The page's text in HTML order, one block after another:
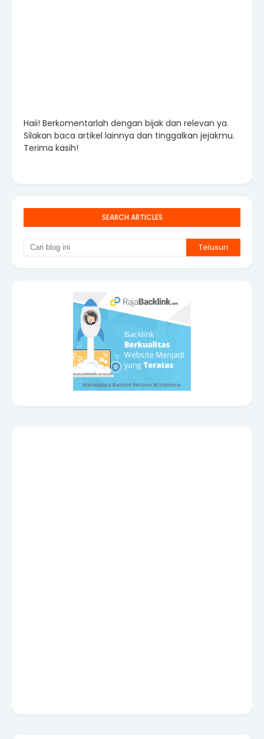
Haii! Berkomentarlah dengan bijak dan relevan ya.
Silakan baca artikel lainnya dan tinggalkan jejakmu.
Terima kasih!
SEARCH ARTICLES